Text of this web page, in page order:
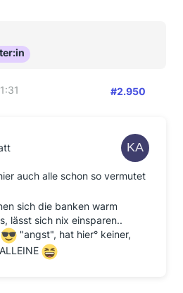
#2.950
auch alle schon so vermutet
sich die banken warm
lässt sich nix einsparen..
"angst", hat hier° keiner,